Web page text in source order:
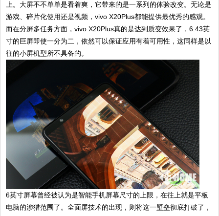
上。大屏不不单单是看着爽，它带来的是一系列的体验改变。无论是
游戏、碎片化使用还是视频，vivo X20Plus都能提供最优秀的感观。
而在分屏多任务方面，vivo X20Plus真的是达到质变效果了，6.43英
寸的巨屏即使一分为二，依然可以保证应用有着可用性，这同样是以
往的小屏机型所不具备的。
6英寸屏幕曾经被认为是智能手机屏幕尺寸的上限，在往上就是平板
电脑的涉猎范围了。全面屏技术的出现，则将这一壁垒彻底打破了，